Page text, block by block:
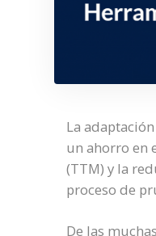
La
un ahorro en
(TTM) y la
proceso de
De las